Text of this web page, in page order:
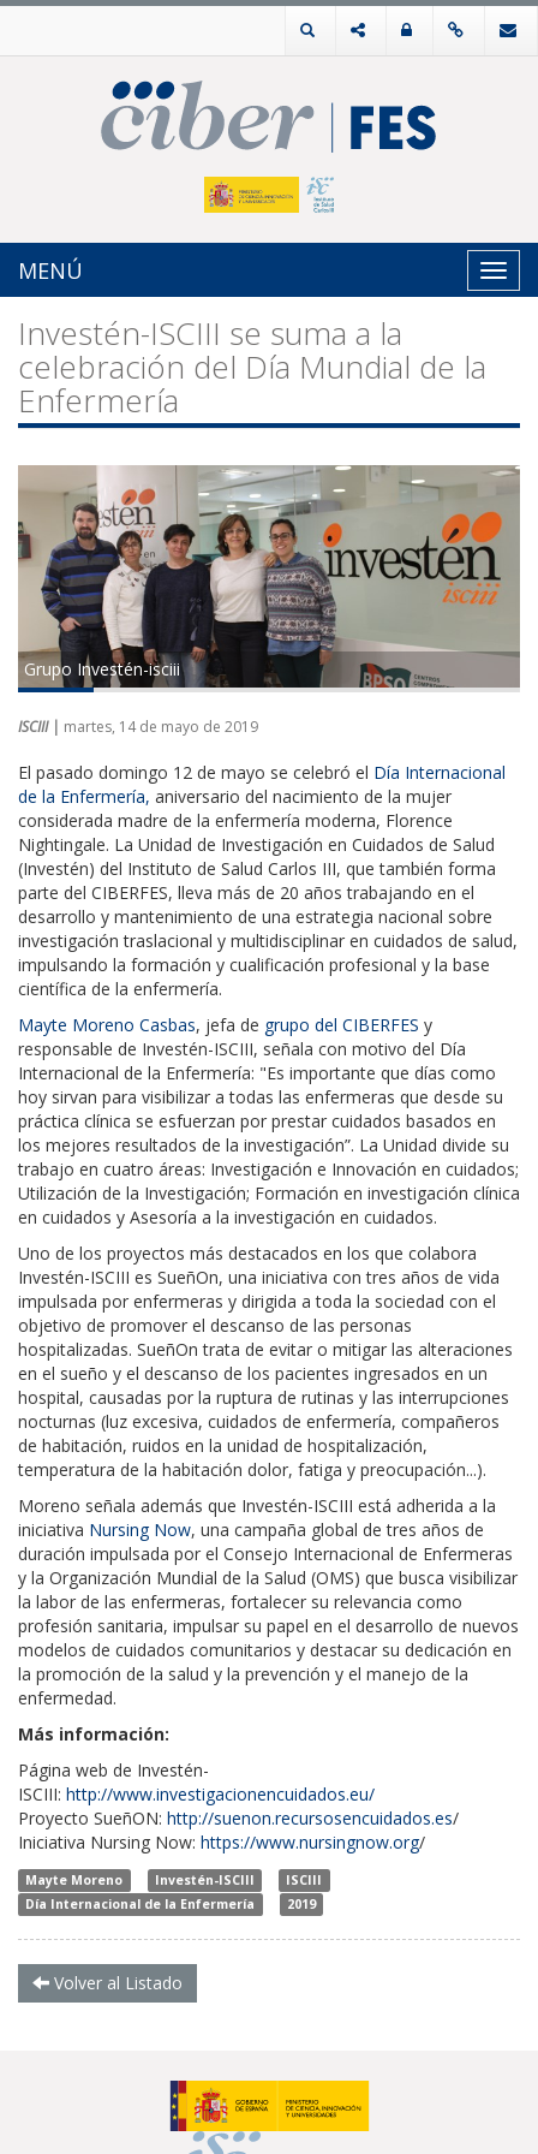
MENÚ
Investén-ISCIII se suma a la
celebración del Día Mundial de la
Enfermería
Grupo Investén-isciii
ISCIII | martes, 14 de mayo de 2019
El pasado domingo 12 de mayo se celebró el Día Internacional
de la Enfermería, aniversario del nacimiento de la mujer
considerada madre de la enfermería moderna, Florence
Nightingale. La Unidad de Investigación en Cuidados de Salud
(Investén) del Instituto de Salud Carlos III, que también forma
parte del CIBERFES, lleva más de 20 años trabajando en el
desarrollo y mantenimiento de una estrategia nacional sobre
investigación traslacional y multidisciplinar en cuidados de salud,
impulsando la formación y cualificación profesional y la base
científica de la enfermería.
Mayte Moreno Casbas, jefa de grupo del CIBERFES y
responsable de Investén-ISCIII, señala con motivo del Día
Internacional de la Enfermería: "Es importante que días como
hoy sirvan para visibilizar a todas las enfermeras que desde su
práctica clínica se esfuerzan por prestar cuidados basados en
los mejores resultados de la investigación”. La Unidad divide su
trabajo en cuatro áreas: Investigación e Innovación en cuidados;
Utilización de la Investigación; Formación en investigación clínica
en cuidados y Asesoría a la investigación en cuidados.
Uno de los proyectos más destacados en los que colabora
Investén-ISCIII es SueñOn, una iniciativa con tres años de vida
impulsada por enfermeras y dirigida a toda la sociedad con el
objetivo de promover el descanso de las personas
hospitalizadas. SueñOn trata de evitar o mitigar las alteraciones
en el sueño y el descanso de los pacientes ingresados en un
hospital, causadas por la ruptura de rutinas y las interrupciones
nocturnas (luz excesiva, cuidados de enfermería, compañeros
de habitación, ruidos en la unidad de hospitalización,
temperatura de la habitación dolor, fatiga y preocupación...).
Moreno señala además que Investén-ISCIII está adherida a la
iniciativa Nursing Now, una campaña global de tres años de
duración impulsada por el Consejo Internacional de Enfermeras
y la Organización Mundial de la Salud (OMS) que busca visibilizar
la labor de las enfermeras, fortalecer su relevancia como
profesión sanitaria, impulsar su papel en el desarrollo de nuevos
modelos de cuidados comunitarios y destacar su dedicación en
la promoción de la salud y la prevención y el manejo de la
enfermedad.
Más información:
Página web de Investén-
ISCIII: http://www.investigacionencuidados.eu/
Proyecto SueñON: http://suenon.recursosencuidados.es/
Iniciativa Nursing Now: https://www.nursingnow.org/
Mayte Moreno Investén-ISCIII
ISCIII
Día Internacional de la Enfermería
2019
Volver al Listado